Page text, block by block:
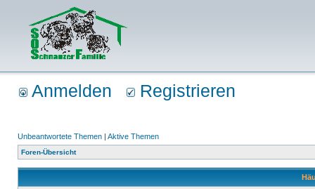
Anmelden Registrieren
Unbeantwortete Themen | Aktive Themen
Foren-Übersicht